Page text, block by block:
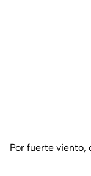
Por fuerte viento,